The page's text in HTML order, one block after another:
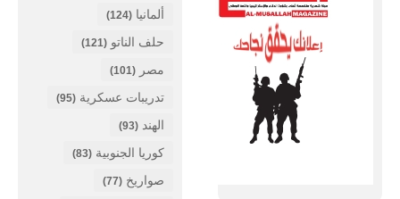
ألمانيا (124)
حلف الناتو (121)
مصر (101)
تدريبات عسكرية (95)
الهند (93)
كوريا الجنوبية (83)
صواريخ (77)